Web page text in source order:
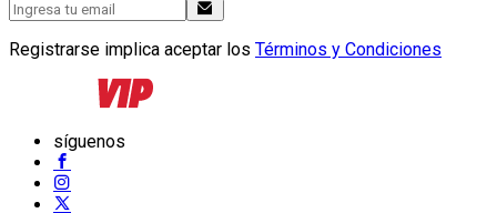
Registrarse implica aceptar los Términos y Condiciones
síguenos